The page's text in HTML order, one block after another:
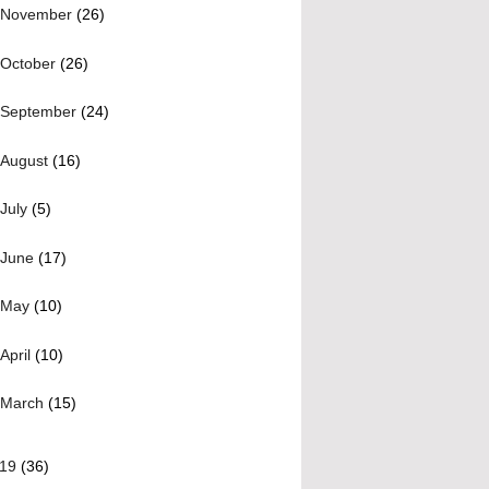
November (26)
October (26)
September (24)
August (16)
July (5)
June (17)
May (10)
April (10)
March (15)
(36)